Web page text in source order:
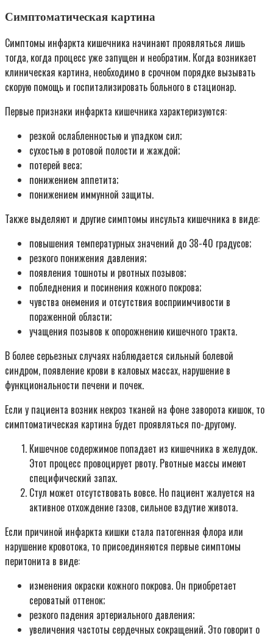
Симптоматическая картина
Симптомы инфаркта кишечника начинают проявляться лишь
тогда, когда процесс уже запущен и необратим. Когда возникает
клиническая картина, необходимо в срочном порядке вызывать
скорую помощь и госпитализировать больного в стационар.
Первые признаки инфаркта кишечника характеризуются:
резкой ослабленностью и упадком сил;
сухостью в ротовой полости и жаждой;
потерей веса;
понижением аппетита;
понижением иммунной защиты.
Также выделяют и другие симптомы инсульта кишечника в виде:
повышения температурных значений до 38-40 градусов;
резкого понижения давления;
появления тошноты и рвотных позывов;
побледнения и посинения кожного покрова;
чувства онемения и отсутствия восприимчивости в
пораженной области;
учащения позывов к опорожнению кишечного тракта.
В более серьезных случаях наблюдается сильный болевой
синдром, появление крови в каловых массах, нарушение в
функциональности печени и почек.
Если у пациента возник некроз тканей на фоне заворота кишок, то
симптоматическая картина будет проявляться по-другому.
Кишечное содержимое попадает из кишечника в желудок.
Этот процесс провоцирует рвоту. Рвотные массы имеют
специфический запах.
Стул может отсутствовать вовсе. Но пациент жалуется на
активное отхождение газов, сильное вздутие живота.
Если причиной инфаркта кишки стала патогенная флора или
нарушение кровотока, то присоединяются первые симптомы
перитонита в виде:
изменения окраски кожного покрова. Он приобретает
сероватый оттенок;
резкого падения артериального давления;
увеличения частоты сердечных сокращений. Это говорит о